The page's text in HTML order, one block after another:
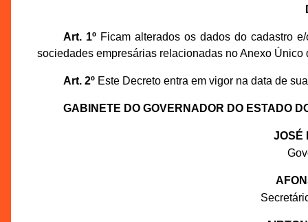
Art. 1ºFicam alterados os dados do cadastro
sociedades empresárias relacionadas no Anexo Único
Art. 2ºEste Decreto entra em vigor na data de
GABINETE DO GOVERNADOR DO ESTADO
JOSÉ